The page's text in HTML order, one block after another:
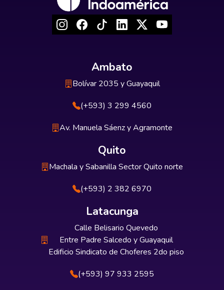
Ambato
Bolívar 2035 y Guayaquil
(+593) 3 299 4560
Av. Manuela Sáenz y Agramonte
Quito
Machala y Sabanilla Sector Quito norte
(+593) 2 382 6970
Latacunga
Calle Belisario Quevedo
Entre Padre Salcedo y Guayaquil
Edificio Sindicato de Choferes 2do piso
(+593) 97 933 2595